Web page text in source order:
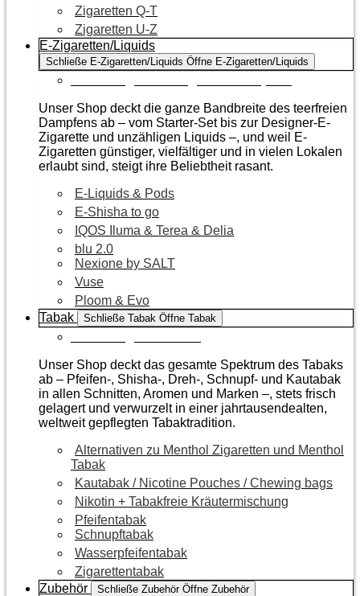
Zigaretten Q-T
Zigaretten U-Z
E-Zigaretten/Liquids
Schließe E-Zigaretten/Liquids Öffne E-Zigaretten/Liquids
Unser Shop deckt die ganze Bandbreite des teerfreien
Dampfens ab – vom Starter-Set bis zur Designer-E-
Zigarette und unzähligen Liquids –, und weil E-
Zigaretten günstiger, vielfältiger und in vielen Lokalen
erlaubt sind, steigt ihre Beliebtheit rasant.
E-Liquids & Pods
E-Shisha to go
IQOS Iluma & Terea & Delia
blu 2.0
Nexione by SALT
Vuse
Ploom & Evo
Tabak
Schließe Tabak Öffne Tabak
Unser Shop deckt das gesamte Spektrum des Tabaks
ab – Pfeifen-, Shisha-, Dreh-, Schnupf- und Kautabak
in allen Schnitten, Aromen und Marken –, stets frisch
gelagert und verwurzelt in einer jahrtausendealten,
weltweit gepflegten Tabaktradition.
Alternativen zu Menthol Zigaretten und Menthol
Tabak
Kautabak / Nicotine Pouches / Chewing bags
Nikotin + Tabakfreie Kräutermischung
Pfeifentabak
Schnupftabak
Wasserpfeifentabak
Zigarettentabak
Zubehör
Schließe Zubehör Öffne Zubehör